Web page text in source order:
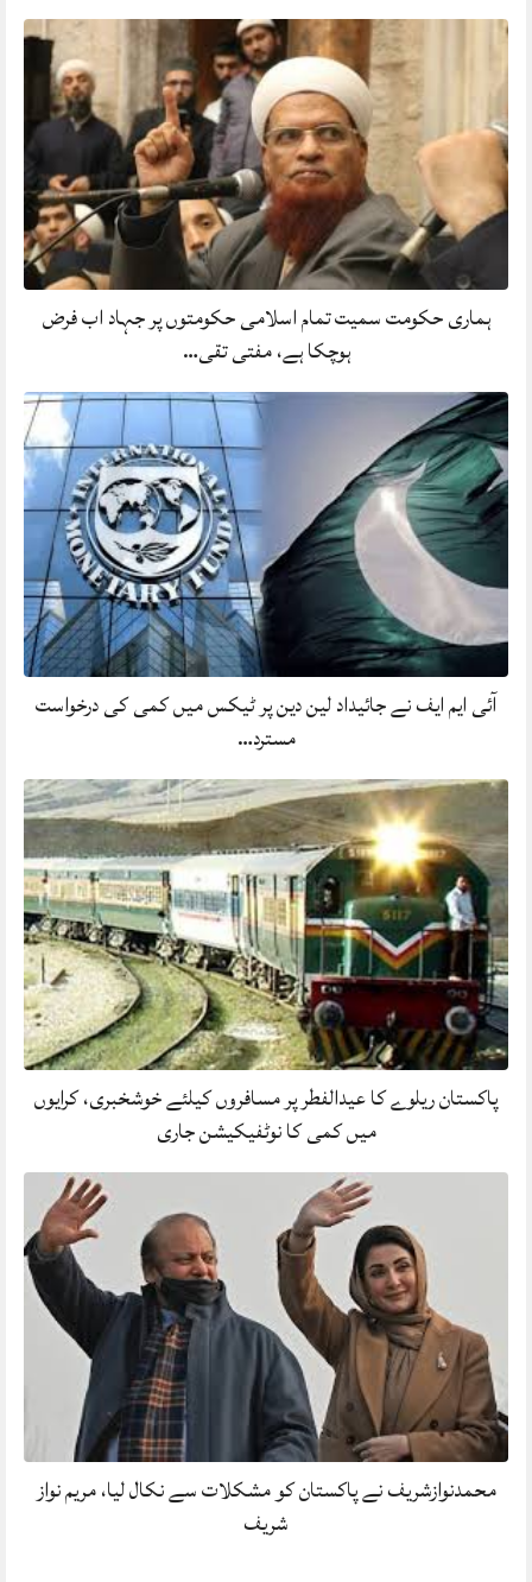
ہماری حکومت سمیت تمام اسلامی حکومتوں پر جہاد اب فرض
ہوچکا ہے، مفتی تقی…
آئی ایم ایف نے جائیداد لین دین پر ٹیکس میں کمی کی درخواست
مسترد…
پاکستان ریلوے کا عیدالفطر پر مسافروں کیلئے خوشخبری، کرایوں
میں کمی کا نوٹفیکیشن جاری
محمدنوازشریف نے پاکستان کو مشکلات سے نکال لیا، مریم نواز
شریف